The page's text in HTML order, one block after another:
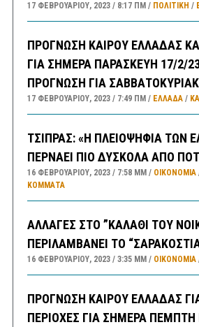
17 ΦΕΒΡΟΥΑΡΊΟΥ, 2023 8:17 ΠΜ ΠΟΛΙΤΙΚΗ /
ΠΡΟΓΝΩΣΗ ΚΑΙΡΟΥ ΕΛΛΑΔΑΣ
ΓΙΑ ΣΗΜΕΡΑ ΠΑΡΑΣΚΕΥΗ 17/2/
ΠΡΟΓΝΩΣΗ ΓΙΑ
17 ΦΕΒΡΟΥΑΡΊΟΥ, 2023 7:49 ΠΜ ΕΛΛΑΔA/
ΤΣΙΠΡΑΣ: «Η ΠΛΕΙΟΨΗΦΙΑ ΤΩΝ
ΠΕΡΝΑΕΙ ΠΙΟ ΔΥΣΚΟΛΑ ΑΠΟ
16 ΦΕΒΡΟΥΑΡΊΟΥ, 2023 7:58 ΜΜ ΟΙΚΟΝΟΜΙΑ
ΚΌΜΜΑΤΑ
ΑΛΛΑΓΕΣ ΣΤΟ ”ΚΑΛΑΘΙ ΤΟΥ
ΠΕΡΙΛΑΜΒΑΝΕΙ ΤΟ
16 ΦΕΒΡΟΥΑΡΊΟΥ, 2023 3:35 ΜΜ ΟΙΚΟΝΟΜΙΑ
ΠΡΟΓΝΩΣΗ ΚΑΙΡΟΥ ΕΛΛΑΔΑΣ
ΠΕΡΙΟΧΕΣ ΓΙΑ ΣΗΜΕΡΑ ΠΕΜΠΤΗ